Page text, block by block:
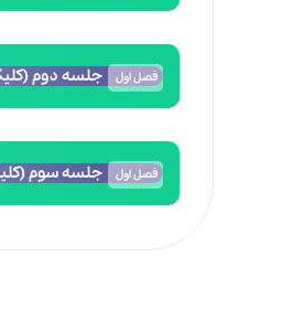
فصلاول جلسه دوم
فصلاول جلسه سوم